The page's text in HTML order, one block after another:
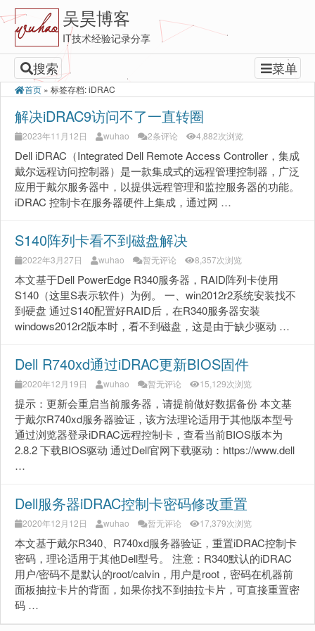
吴昊博客
IT技术经验记录分享
搜索 菜单
首页 » 标签存档: iDRAC
解决iDRAC9访问不了一直转圈
2023年11月12日 wuhao 2条评论 4,882次浏览
Dell iDRAC（Integrated Dell Remote Access Controller，集成
戴尔远程访问控制器）是一款集成式的远程管理控制器，广泛
应用于戴尔服务器中，以提供远程管理和监控服务器的功能。
iDRAC 控制卡在服务器硬件上集成，通过网 …
S140阵列卡看不到磁盘解决
2022年3月27日 wuhao 暂无评论 8,357次浏览
本文基于Dell PowerEdge R340服务器，RAID阵列卡使用
S140（这里S表示软件）为例。 一、win2012r2系统安装找不
到硬盘 通过S140配置好RAID后，在R340服务器安装
windows2012r2版本时，看不到磁盘，这是由于缺少驱动 …
Dell R740xd通过iDRAC更新BIOS固件
2020年12月19日 wuhao 暂无评论 15,129次浏览
提示：更新会重启当前服务器，请提前做好数据备份 本文基
于戴尔R740xd服务器验证，该方法理论适用于其他版本型号
通过浏览器登录iDRAC远程控制卡，查看当前BIOS版本为
2.8.2 下载BIOS驱动 通过Dell官网下载驱动：https://www.dell
…
Dell服务器iDRAC控制卡密码修改重置
2020年12月12日 wuhao 暂无评论 17,379次浏览
本文基于戴尔R340、R740xd服务器验证，重置iDRAC控制卡
密码，理论适用于其他Dell型号。 注意：R340默认的iDRAC
用户/密码不是默认的root/calvin，用户是root，密码在机器前
面板抽拉卡片的背面，如果你找不到抽拉卡片，可直接重置密
码 …